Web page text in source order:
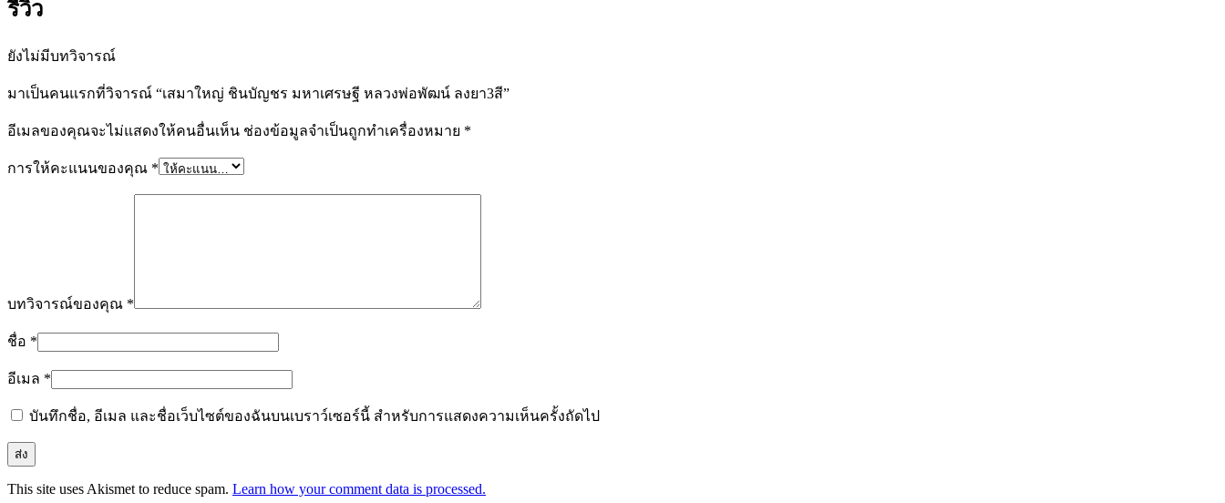
ชิ้น
รีวิว
ยังไม่มีบทวิจารณ์
มาเป็นคนแรกที่วิจารณ์ “เสมาใหญ่ ชินบัญชร มหาเศรษฐี หลวงพ่อพัฒน์ ลงยา3สี”
อีเมลของคุณจะไม่แสดงให้คนอื่นเห็น ช่องข้อมูลจำเป็นถูกทำเครื่องหมาย *
การให้คะแนนของคุณ *
บทวิจารณ์ของคุณ *
ชื่อ *
อีเมล *
บันทึกชื่อ, อีเมล และชื่อเว็บไซต์ของฉันบนเบราว์เซอร์นี้ สำหรับการแสดงความเห็นครั้งถัดไป
This site uses Akismet to reduce spam. Learn how your comment data is processed.